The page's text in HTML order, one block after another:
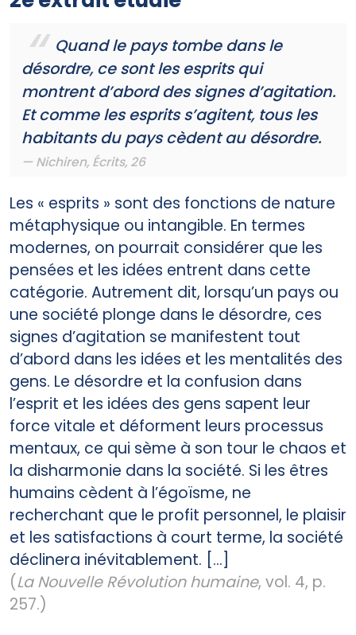
Quand le pays tombe dans le
désordre, ce sont les esprits qui
montrent d’abord des signes d’agitation.
Et comme les esprits s’agitent, tous les
habitants du pays cèdent au désordre.
Nichiren, Écrits, 26
Les « esprits » sont des fonctions de nature
métaphysique ou intangible. En termes
modernes, on pourrait considérer que les
pensées et les idées entrent dans cette
catégorie. Autrement dit, lorsqu’un pays ou
une société plonge dans le désordre, ces
signes d’agitation se manifestent tout
d’abord dans les idées et les mentalités des
gens. Le désordre et la confusion dans
l’esprit et les idées des gens sapent leur
force vitale et déforment leurs processus
mentaux, ce qui sème à son tour le chaos et
la disharmonie dans la société. Si les êtres
humains cèdent à l’égoïsme, ne
recherchant que le profit personnel, le plaisir
et les satisfactions à court terme, la société
déclinera inévitablement. [...]
(La Nouvelle Révolution humaine, vol. 4, p.
257.)